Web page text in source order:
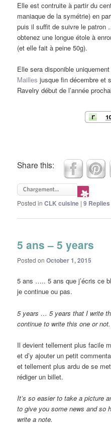
Elle est contruite à partir du
maniaque de la symétrie) en
puis il suffit de suivre le patron
obtenez une longue étole à
(et elle fait à peine 50g).
Elle sera disponible
Mailles jusque fin décembre et
Ravelry début de l’année
Share this:
Posted in CLK cuisine |9 Replies
5 ans – 5 years
Posted onOctober 1, 2015
5 ans ….. 5 ans que j’écris ce
je continue ou pas.
5 years … 5 years that I write
continue to write this one or not.
Il devient tellement plus facile
et d’y ajouter un petit
et tellement plus ardu de se
rédiger un billet.
It’s so easier to take a picture
to give you some news and so
write a note.